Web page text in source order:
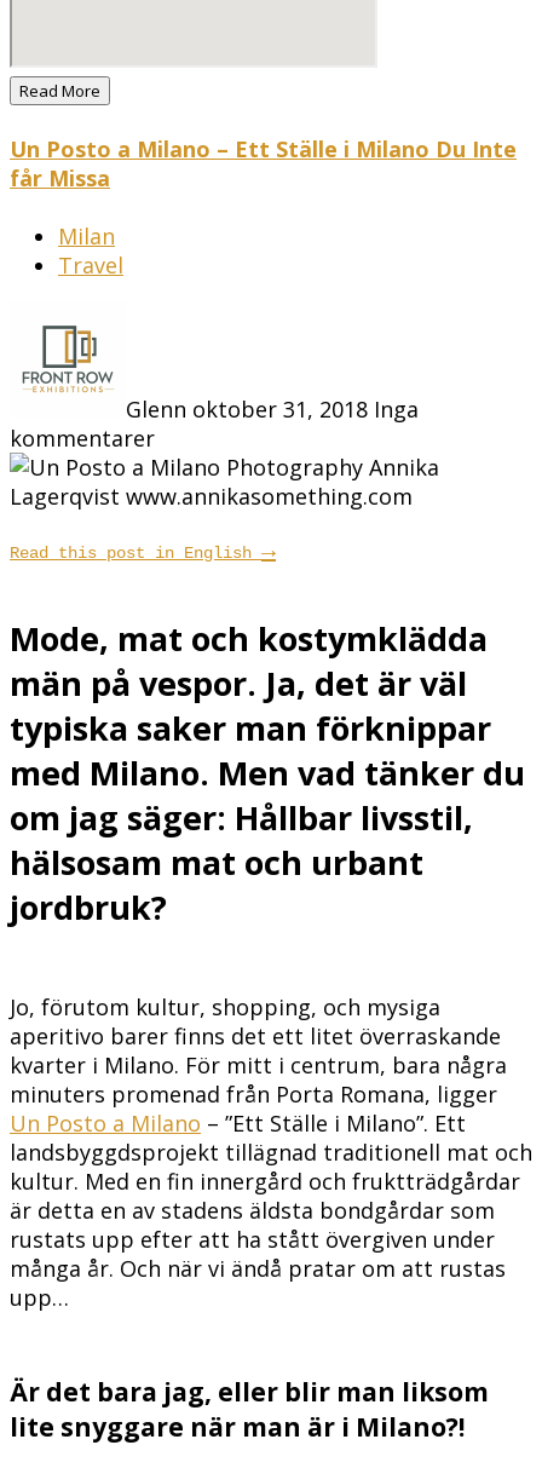
Read More
Un Posto a Milano – Ett Ställe i Milano Du Inte
får Missa
Milan
Travel
Glenn oktober 31, 2018 Inga
kommentarer
Read this post in English →
Mode, mat och kostymklädda
män på vespor. Ja, det är väl
typiska saker man förknippar
med Milano. Men vad tänker du
om jag säger: Hållbar livsstil,
hälsosam mat och urbant
jordbruk?
Jo, förutom kultur, shopping, och mysiga
aperitivo barer finns det ett litet överraskande
kvarter i Milano. För mitt i centrum, bara några
minuters promenad från Porta Romana, ligger
Un Posto a Milano – ”Ett Ställe i Milano”. Ett
landsbyggdsprojekt tillägnad traditionell mat och
kultur. Med en fin innergård och fruktträdgårdar
är detta en av stadens äldsta bondgårdar som
rustats upp efter att ha stått övergiven under
många år. Och när vi ändå pratar om att rustas
upp…
Är det bara jag, eller blir man liksom
lite snyggare när man är i Milano?!